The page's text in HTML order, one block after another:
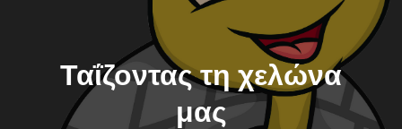
Ταΐζοντας τη χελώνα
μας